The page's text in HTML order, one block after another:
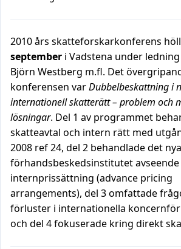
2010 års skatteforskarkonferens
september i Vadstena under
Björn Westberg m.fl. Det
konferensen varDubbelbeskattning i
internationell skatterätt – problem och
lösningar. Del 1 av programmet
skatteavtal och intern rätt med
2008 ref 24, del 2 behandlade det nya
förhandsbeskedsinstitutet avseende
internprissättning (advance pricing
arrangements), del 3 omfattade
förluster i internationella
och del 4 fokuserade kring direkt